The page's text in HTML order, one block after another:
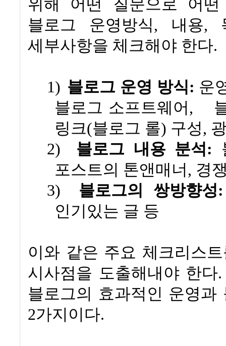
위해 어떤 질문으로 어
블로그 운영방식, 내용,
세부사항을 체크해야 한다.
1) 블로그 운영 방식: 운
블로그 소프트웨어 ,
링크(블로그 롤) 구성,
2)
블로그 내용 분석:
포스트의 톤앤매너 , 경
3)
블로그의 쌍방향성:
인기있는 글 등
이와 같은 주요 체크리스
시사점을 도출해내야 한다
블로그의 효과적인 운영
2가지이다.